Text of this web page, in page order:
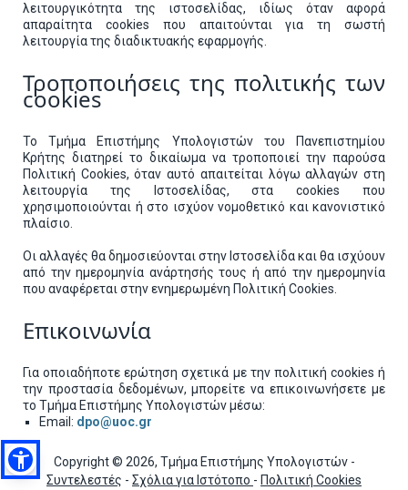
λειτουργικότητα της ιστοσελίδας, ιδίως όταν αφορά
απαραίτητα cookies που απαιτούνται για τη σωστή
λειτουργία της διαδικτυακής εφαρμογής.
Τροποποιήσεις της πολιτικής των
cookies
Το Τμήμα Επιστήμης Υπολογιστών του Πανεπιστημίου
Κρήτης διατηρεί το δικαίωμα να τροποποιεί την παρούσα
Πολιτική Cookies, όταν αυτό απαιτείται λόγω αλλαγών στη
λειτουργία της Ιστοσελίδας, στα cookies που
χρησιμοποιούνται ή στο ισχύον νομοθετικό και κανονιστικό
πλαίσιο.
Οι αλλαγές θα δημοσιεύονται στην Ιστοσελίδα και θα ισχύουν
από την ημερομηνία ανάρτησής τους ή από την ημερομηνία
που αναφέρεται στην ενημερωμένη Πολιτική Cookies.
Επικοινωνία
Για οποιαδήποτε ερώτηση σχετικά με την πολιτική cookies ή
την προστασία δεδομένων, μπορείτε να επικοινωνήσετε με
το Τμήμα Επιστήμης Υπολογιστών μέσω:
Email: dpo@uoc.gr
Copyright © 2026, Τμήμα Επιστήμης Υπολογιστών -
Συντελεστές - Σχόλια για Ιστότοπο - Πολιτική Cookies